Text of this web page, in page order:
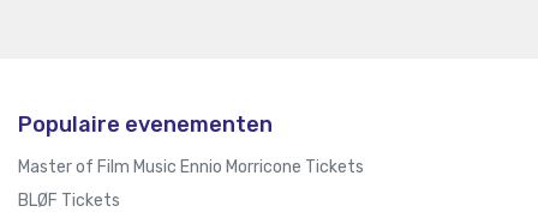
Populaire evenementen
Master of Film Music Ennio Morricone Tickets
BLØF Tickets